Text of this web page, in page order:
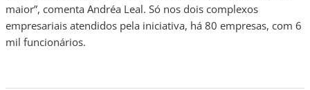
maior”, comenta Andréa Leal. Só nos dois complexos
empresariais atendidos pela iniciativa, há 80 empresas, com 6
mil funcionários.